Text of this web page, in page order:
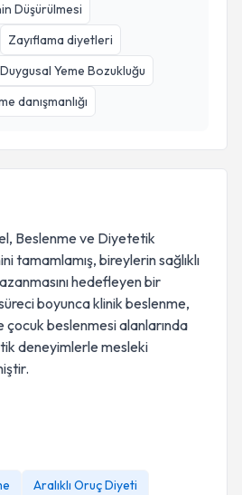
Düşürülmesi
Zayıflama diyetleri
Duygusal Yeme Bozukluğu
danışmanlığı
Beslenme ve Diyetetik
tamamlamış, bireylerin sağlıklı
hedefleyen bir
boyunca klinik beslenme,
beslenmesi alanlarında
deneyimlerle mesleki
Aralıklı Oruç Diyeti